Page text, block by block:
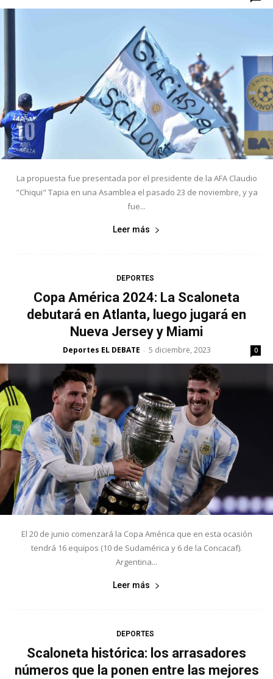
La propuesta fue presentada por el presidente de la AFA Claudio
"Chiqui" Tapia en una Asamblea el pasado 23 de noviembre, y ya
fue...
Leer más
DEPORTES
Copa América 2024: La Scaloneta
debutará en Atlanta, luego jugará en
Nueva Jersey y Miami
Deportes EL DEBATE - 5 diciembre, 2023 0
El 20 de junio comenzará la Copa América que en esta ocasión
tendrá 16 equipos (10 de Sudamérica y 6 de la Concacaf).
Argentina...
Leer más
DEPORTES
Scaloneta histórica: los arrasadores
números que la ponen entre las mejores